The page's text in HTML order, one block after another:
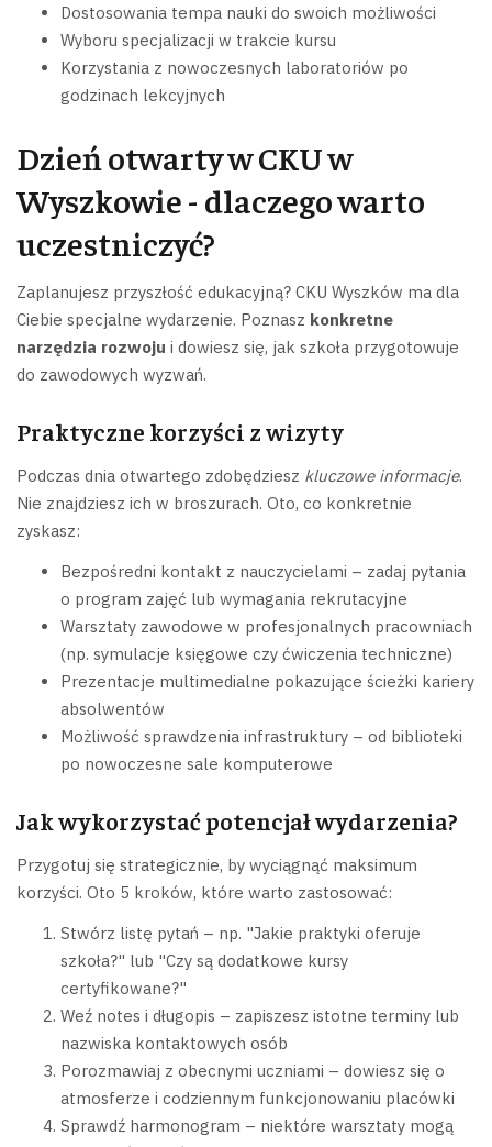
Dostosowania tempa nauki do swoich możliwości
Wyboru specjalizacji w trakcie kursu
Korzystania z nowoczesnych laboratoriów po
godzinach lekcyjnych
Dzień otwarty w CKU w
Wyszkowie - dlaczego warto
uczestniczyć?
Zaplanujesz przyszłość edukacyjną? CKU Wyszków ma dla
Ciebie specjalne wydarzenie. Poznasz konkretne
narzędzia rozwoju i dowiesz się, jak szkoła przygotowuje
do zawodowych wyzwań.
Praktyczne korzyści z wizyty
Podczas dnia otwartego zdobędziesz kluczowe informacje.
Nie znajdziesz ich w broszurach. Oto, co konkretnie
zyskasz:
Bezpośredni kontakt z nauczycielami – zadaj pytania
o program zajęć lub wymagania rekrutacyjne
Warsztaty zawodowe w profesjonalnych pracowniach
(np. symulacje księgowe czy ćwiczenia techniczne)
Prezentacje multimedialne pokazujące ścieżki kariery
absolwentów
Możliwość sprawdzenia infrastruktury – od biblioteki
po nowoczesne sale komputerowe
Jak wykorzystać potencjał wydarzenia?
Przygotuj się strategicznie, by wyciągnąć maksimum
korzyści. Oto 5 kroków, które warto zastosować:
Stwórz listę pytań – np. "Jakie praktyki oferuje
szkoła?" lub "Czy są dodatkowe kursy
certyfikowane?"
Weź notes i długopis – zapiszesz istotne terminy lub
nazwiska kontaktowych osób
Porozmawiaj z obecnymi uczniami – dowiesz się o
atmosferze i codziennym funkcjonowaniu placówki
Sprawdź harmonogram – niektóre warsztaty mogą